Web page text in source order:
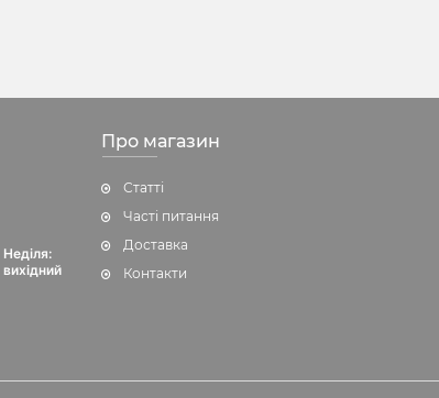
Неділя:
вихідний
Про магазин
Статті
Часті питання
Доставка
Контакти